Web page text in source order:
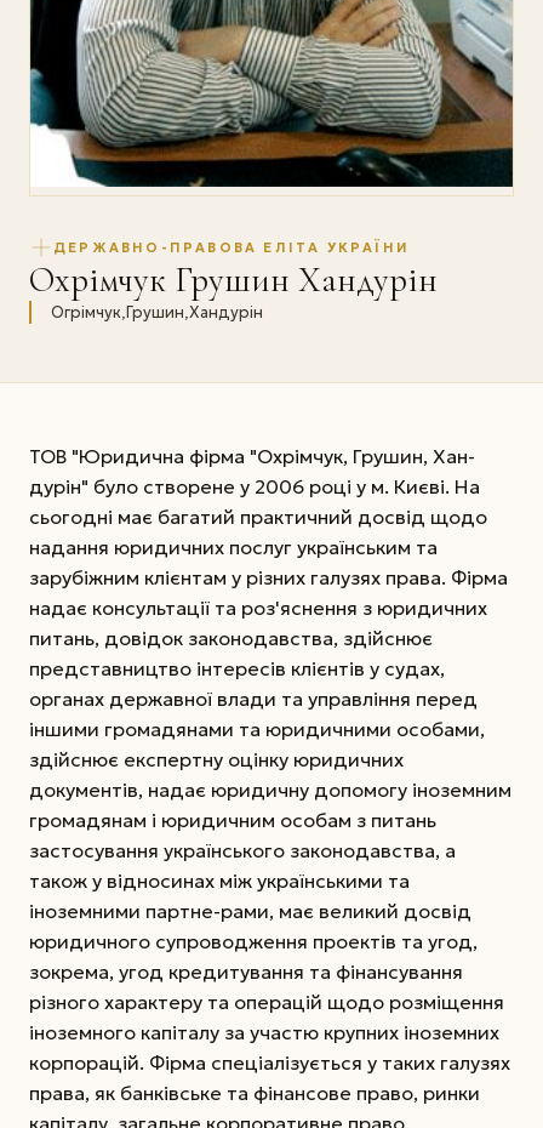
ДЕРЖАВНО-ПРАВОВА ЕЛІТА УКРАЇНИ
Охрімчук Грушин Хандурін
Огрімчук,Грушин,Хандурін
ТОВ "Юридична фірма "Охрімчук, Грушин, Хан-
дурін" було створене у 2006 році у м. Києві. На
сьогодні має багатий практичний досвід щодо
надання юридичних послуг українським та
зарубіжним клієнтам у різних галузях права. Фірма
надає консультації та роз'яснення з юридичних
питань, довідок законодавства, здійснює
представництво інтересів клієнтів у судах,
органах державної влади та управління перед
іншими громадянами та юридичними особами,
здійснює експертну оцінку юридичних
документів, надає юридичну допомогу іноземним
громадянам і юридичним особам з питань
застосування українського законодавства, а
також у відносинах між українськими та
іноземними партне-рами, має великий досвід
юридичного супроводження проектів та угод,
зокрема, угод кредитування та фінансування
різного характеру та операцій щодо розміщення
іноземного капіталу за участю крупних іноземних
корпорацій. Фірма спеціалізується у таких галузях
права, як банківське та фінансове право, ринки